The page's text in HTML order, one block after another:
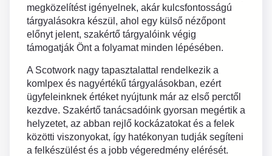
megközelítést igényelnek, akár kulcsfontosságú
tárgyalásokra készül, ahol egy külső nézőpont
előnyt jelent, szakértő tárgyalóink végig
támogatják Önt a folyamat minden lépésében.
A Scotwork nagy tapasztalattal rendelkezik a
komlpex és nagyértékű tárgyalásokban, ezért
ügyfeleinknek értéket nyújtunk már az első perctől
kezdve. Szakértő tanácsadóink gyorsan megértik a
helyzetet, az abban rejlő kockázatokat és a felek
közötti viszonyokat, így hatékonyan tudják segíteni
a felkészülést és a jobb végeredmény elérését.